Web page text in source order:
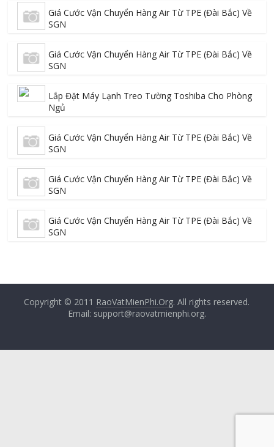
Giá Cước Vận Chuyển Hàng Air Từ TPE (Đài Bắc) Về
SGN
Giá Cước Vận Chuyển Hàng Air Từ TPE (Đài Bắc) Về
SGN
Lắp Đặt Máy Lạnh Treo Tường Toshiba Cho Phòng
Ngủ
Giá Cước Vận Chuyển Hàng Air Từ TPE (Đài Bắc) Về
SGN
Giá Cước Vận Chuyển Hàng Air Từ TPE (Đài Bắc) Về
SGN
Giá Cước Vận Chuyển Hàng Air Từ TPE (Đài Bắc) Về
SGN
Copyright © 2011 RaoVatMienPhi.Org. All rights reserved.
Email: support@raovatmienphi.org.